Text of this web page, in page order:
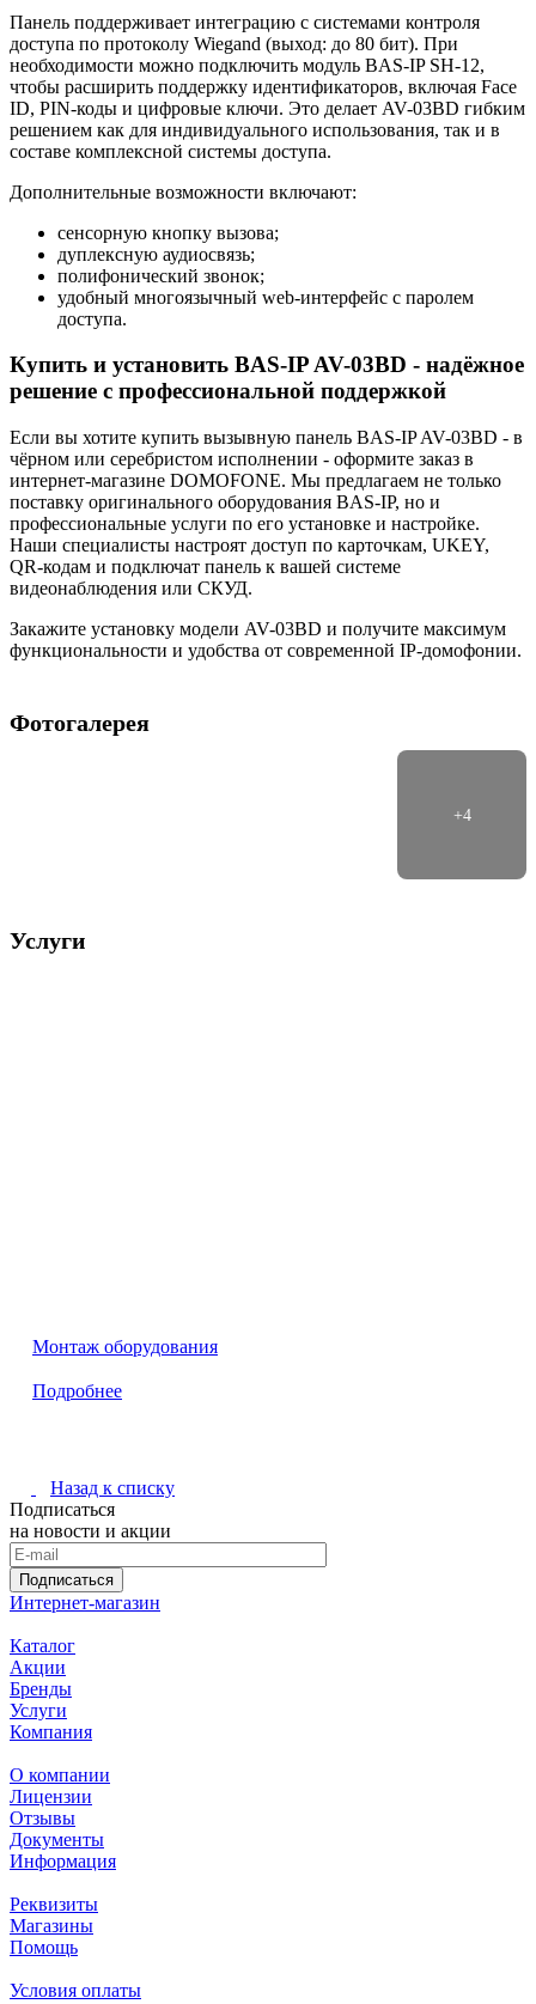
Панель поддерживает интеграцию с системами контроля
доступа по протоколу Wiegand (выход: до 80 бит). При
необходимости можно подключить модуль BAS-IP SH-12,
чтобы расширить поддержку идентификаторов, включая Face
ID, PIN-коды и цифровые ключи. Это делает AV-03BD гибким
решением как для индивидуального использования, так и в
составе комплексной системы доступа.
Дополнительные возможности включают:
сенсорную кнопку вызова;
дуплексную аудиосвязь;
полифонический звонок;
удобный многоязычный web-интерфейс с паролем
доступа.
Купить и установить BAS-IP AV-03BD - надёжное
решение с профессиональной поддержкой
Если вы хотите купить вызывную панель BAS-IP AV-03BD - в
чёрном или серебристом исполнении - оформите заказ в
интернет-магазине DOMOFONE. Мы предлагаем не только
поставку оригинального оборудования BAS-IP, но и
профессиональные услуги по его установке и настройке.
Наши специалисты настроят доступ по карточкам, UKEY,
QR-кодам и подключат панель к вашей системе
видеонаблюдения или СКУД.
Закажите установку модели AV-03BD и получите максимум
функциональности и удобства от современной IP-домофонии.
Фотогалерея
Услуги
Монтаж оборудования
Подробнее
Назад к списку
Подписаться
на новости и акции
Подписаться
Интернет-магазин
Каталог
Акции
Бренды
Услуги
Компания
О компании
Лицензии
Отзывы
Документы
Информация
Реквизиты
Магазины
Помощь
Условия оплаты